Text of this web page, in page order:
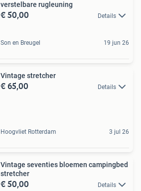
verstelbare rugleuning
€ 50,00 Details
Son en Breugel 19 jun 26
Vintage stretcher
€ 65,00 Details
Hoogvliet Rotterdam 3 jul 26
Vintage seventies bloemen campingbed
stretcher
€ 50,00 Details